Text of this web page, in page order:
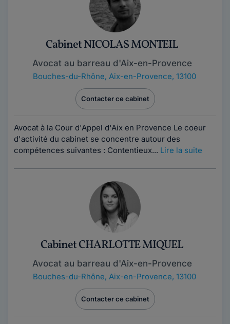
Cabinet NICOLAS MONTEIL
Avocat au barreau d'Aix-en-Provence
Bouches-du-Rhône, Aix-en-Provence, 13100
Contacter ce cabinet
Avocat à la Cour d'Appel d'Aix en Provence Le coeur
d'activité du cabinet se concentre autour des
compétences suivantes : Contentieux... Lire la suite
Cabinet CHARLOTTE MIQUEL
Avocat au barreau d'Aix-en-Provence
Bouches-du-Rhône, Aix-en-Provence, 13100
Contacter ce cabinet